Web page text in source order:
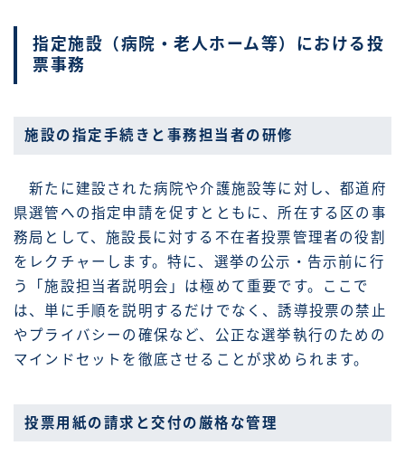
指定施設（病院・老人ホーム等）における投
票事務
施設の指定手続きと事務担当者の研修
新たに建設された病院や介護施設等に対し、都道府
県選管への指定申請を促すとともに、所在する区の事
務局として、施設長に対する不在者投票管理者の役割
をレクチャーします。特に、選挙の公示・告示前に行
う「施設担当者説明会」は極めて重要です。ここで
は、単に手順を説明するだけでなく、誘導投票の禁止
やプライバシーの確保など、公正な選挙執行のための
マインドセットを徹底させることが求められます。
投票用紙の請求と交付の厳格な管理